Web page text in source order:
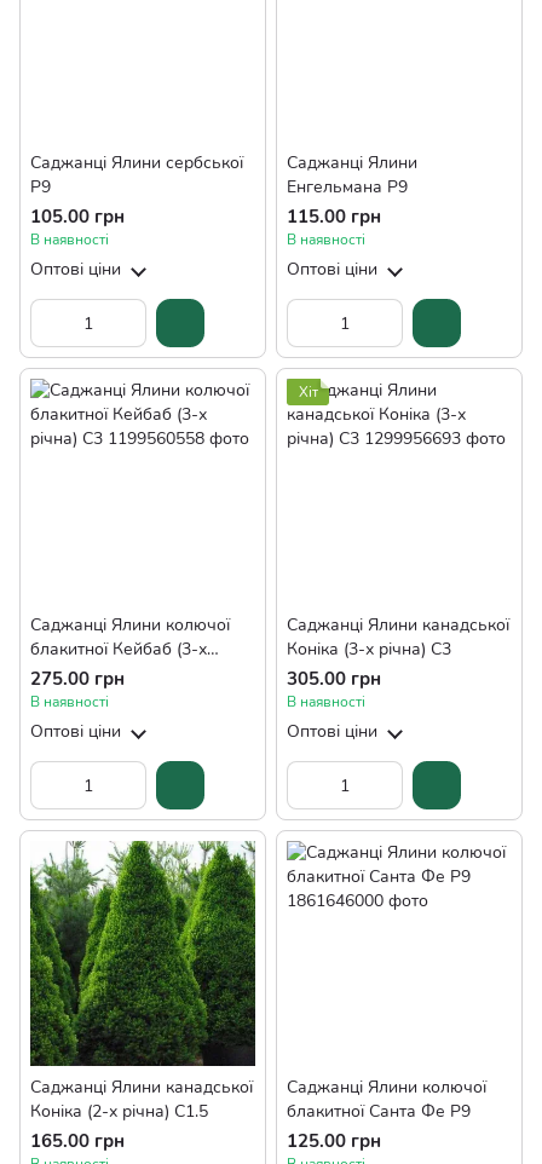
Саджанці Ялини сербської
Р9
105.00 грн
В наявності
Оптові ціни
Саджанці Ялини
Енгельмана Р9
115.00 грн
В наявності
Оптові ціни
Саджанці Ялини колючої
блакитної Кейбаб (3-х
річна) С3
275.00 грн
В наявності
Оптові ціни
Хіт
Саджанці Ялини канадської
Коніка (3-х річна) С3
305.00 грн
В наявності
Оптові ціни
Саджанці Ялини канадської
Коніка (2-х річна) С1.5
165.00 грн
Саджанці Ялини колючої
блакитної Санта Фе P9
125.00 грн